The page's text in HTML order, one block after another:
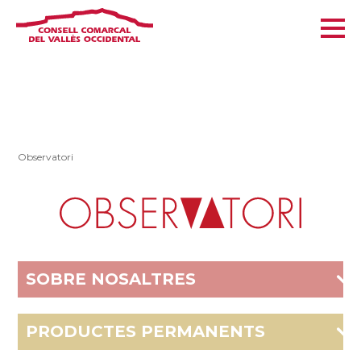
Observatori
SOBRE NOSALTRES
PRODUCTES PERMANENTS